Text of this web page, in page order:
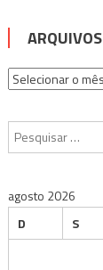
ARQUIVOS
Arquivos
agosto 2026
D
S